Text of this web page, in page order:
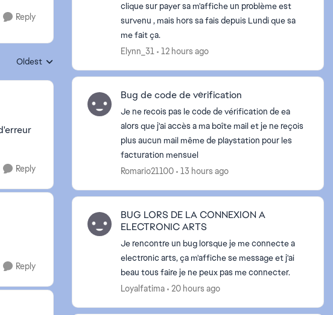
Reply
Replies sorted by
Oldest
Reply
Reply
clique sur payer sa m'affiche un problème est
survenu , mais hors sa fais depuis Lundi que sa
me fait ça.
Elynn_31
12 hours ago
Bug de code de vérification
Je ne recois pas le code de vérification de ea
alors que j'ai accès a ma boîte mail et je ne reçois
plus aucun mail même de playstation pour les
facturation mensuel
Romario21100
13 hours ago
BUG LORS DE LA CONNEXION A
ELECTRONIC ARTS
Je rencontre un bug lorsque je me connecte a
electronic arts, ça m'affiche se message et j'ai
beau tous faire je ne peux pas me connecter.
Loyalfatima
20 hours ago